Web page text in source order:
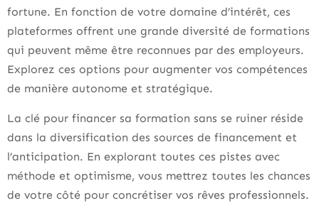
fortune. En fonction de votre domaine d’intérêt, ces
plateformes offrent une grande diversité de formations
qui peuvent même être reconnues par des employeurs.
Explorez ces options pour augmenter vos compétences
de manière autonome et stratégique.
La clé pour financer sa formation sans se ruiner réside
dans la diversification des sources de financement et
l’anticipation. En explorant toutes ces pistes avec
méthode et optimisme, vous mettrez toutes les chances
de votre côté pour concrétiser vos rêves professionnels.